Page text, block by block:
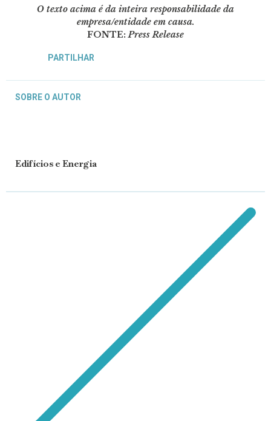
O texto acima é da inteira responsabilidade da
empresa/entidade em causa.
FONTE:Press Release
PARTILHAR
SOBRE O AUTOR
Edifícios e Energia